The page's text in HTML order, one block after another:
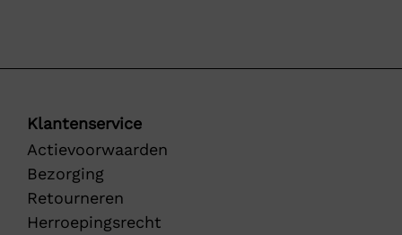
Klantenservice
Actievoorwaarden
Bezorging
Retourneren
Herroepingsrecht